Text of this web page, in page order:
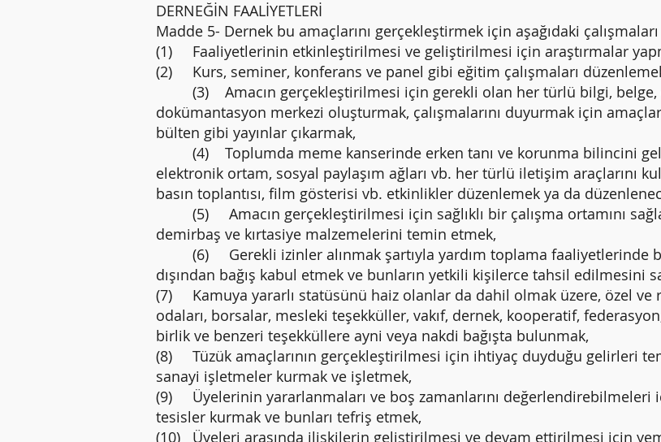
DERNEĞİN FAALİYETLERİ
Madde 5- Dernek bu amaçlarını gerçekleştirmek için aşağıdaki
(1) Faaliyetlerinin etkinleştirilmesi ve geliştirilmesi için araştırmalar
(2) Kurs, seminer, konferans ve panel gibi eğitim çalışmaları
(3) Amacın gerçekleştirilmesi için gerekli olan her türlü bilgi, belge,
dokümantasyon merkezi oluşturmak, çalışmalarını duyurmak için
bülten gibi yayınlar çıkarmak,
(4) Toplumda meme kanserinde erken tanı ve korunma bilincini
elektronik ortam, sosyal paylaşım ağları vb. her türlü iletişim araçlarını
basın toplantısı, film gösterisi vb. etkinlikler düzenlemek ya da
(5) Amacın gerçekleştirilmesi için sağlıklı bir çalışma ortamını
demirbaş ve kırtasiye malzemelerini temin etmek,
(6) Gerekli izinler alınmak şartıyla yardım toplama faaliyetlerinde
dışından bağış kabul etmek ve bunların yetkili kişilerce tahsil edilmesini
(7) Kamuya yararlı statüsünü haiz olanlar da dahil olmak üzere, özel ve
odaları, borsalar, mesleki teşekküller, vakıf, dernek, kooperatif,
birlik ve benzeri teşekküllere ayni veya nakdi bağışta bulunmak,
(8) Tüzük amaçlarının gerçekleştirilmesi için ihtiyaç duyduğu gelirleri
sanayi işletmeler kurmak ve işletmek,
(9) Üyelerinin yararlanmaları ve boş zamanlarını değerlendirebilmeleri
tesisler kurmak ve bunları tefriş etmek,
(10) Üyeleri arasında ilişkilerin geliştirilmesi ve devam ettirilmesi için